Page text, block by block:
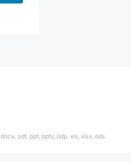
odt, ppt, pptx, odp, xls, xlsx, ods.